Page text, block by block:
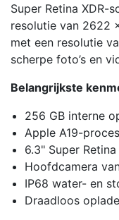
Super Retina XDR-
resolutie van 2622
met een resolutie
scherpe foto’s en
Belangrijkste
256 GB interne
Apple A19-
6.3" Super
Hoofdcamera
IP68 water- en
Draadloos